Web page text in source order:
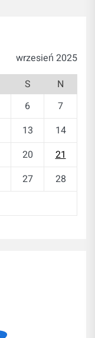
wrzesień 2025
S
N
6
7
13
14
20
21
27
28